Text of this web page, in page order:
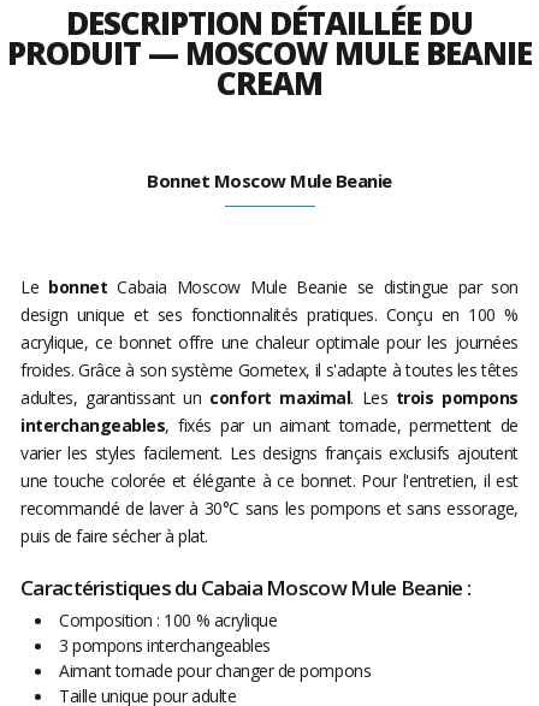
DESCRIPTION DÉTAILLÉE DU
PRODUIT — MOSCOW MULE BEANIE
CREAM
Bonnet Moscow Mule Beanie
Le bonnet Cabaia Moscow Mule Beanie se distingue par son
design unique et ses fonctionnalités pratiques. Conçu en 100 %
acrylique, ce bonnet offre une chaleur optimale pour les journées
froides. Grâce à son système Gometex, il s'adapte à toutes les têtes
adultes, garantissant un confort maximal. Les trois pompons
interchangeables, fixés par un aimant tornade, permettent de
varier les styles facilement. Les designs français exclusifs ajoutent
une touche colorée et élégante à ce bonnet. Pour l'entretien, il est
recommandé de laver à 30°C sans les pompons et sans essorage,
puis de faire sécher à plat.
Caractéristiques du Cabaia Moscow Mule Beanie :
Composition : 100 % acrylique
3 pompons interchangeables
Aimant tornade pour changer de pompons
Taille unique pour adulte